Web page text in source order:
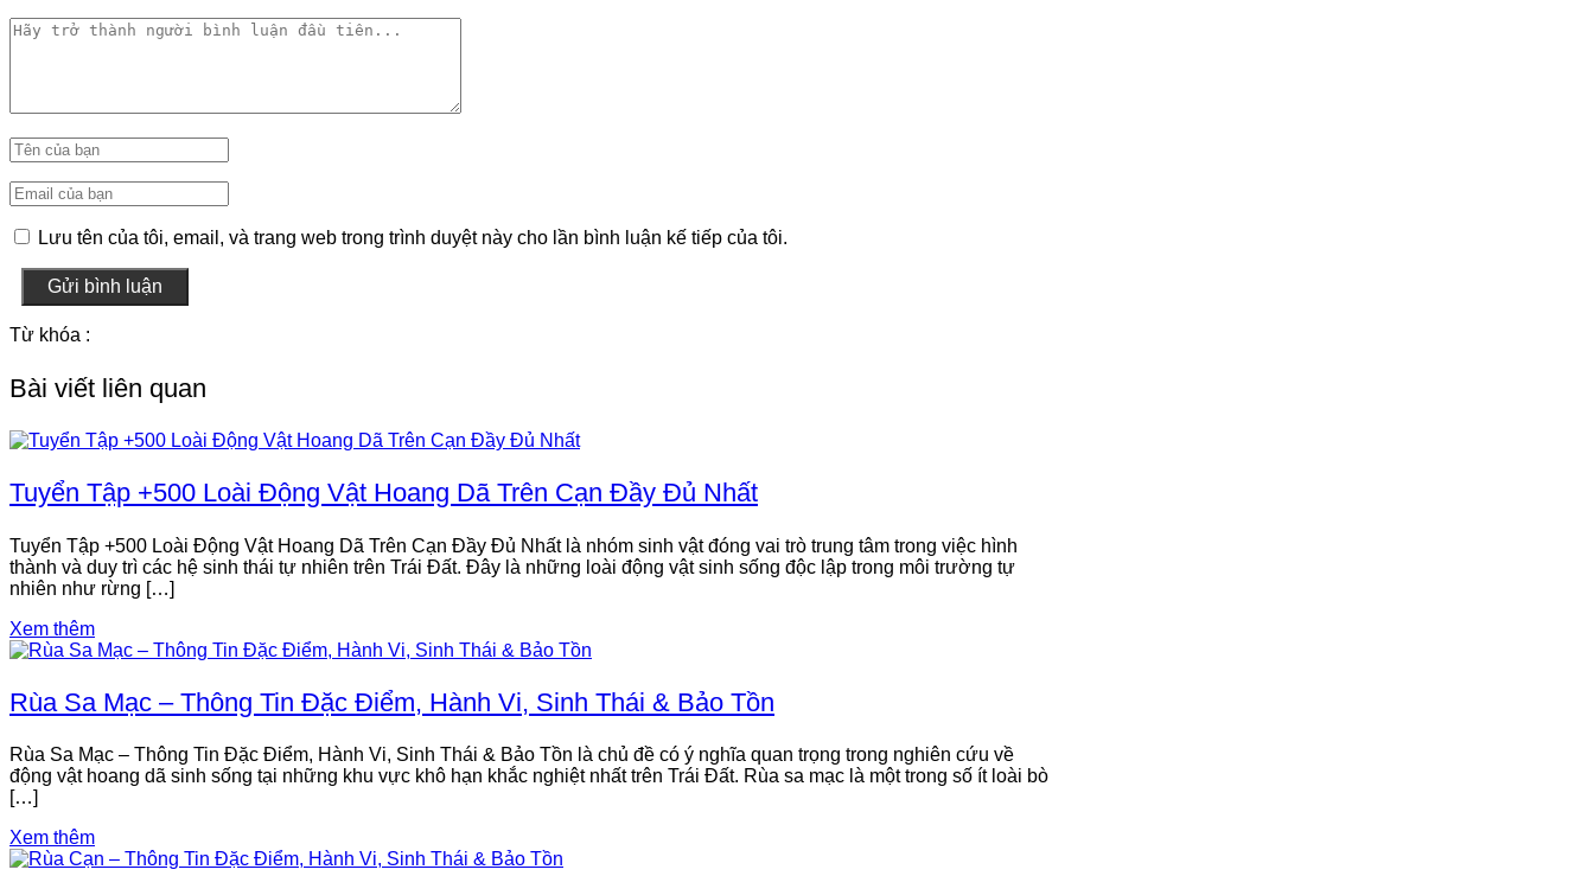
Lưu tên của tôi, email, và trang web trong trình duyệt này cho lần bình luận kế tiếp của tôi.
Gửi bình luận
Từ khóa :
Bài viết liên quan
Tuyển Tập +500 Loài Động Vật Hoang Dã Trên Cạn Đầy Đủ Nhất
Tuyển Tập +500 Loài Động Vật Hoang Dã Trên Cạn Đầy Đủ Nhất là nhóm sinh vật đóng vai trò trung tâm trong việc hình
thành và duy trì các hệ sinh thái tự nhiên trên Trái Đất. Đây là những loài động vật sinh sống độc lập trong môi trường tự
nhiên như rừng […]
Xem thêm
Rùa Sa Mạc – Thông Tin Đặc Điểm, Hành Vi, Sinh Thái & Bảo Tồn
Rùa Sa Mạc – Thông Tin Đặc Điểm, Hành Vi, Sinh Thái & Bảo Tồn là chủ đề có ý nghĩa quan trọng trong nghiên cứu về
động vật hoang dã sinh sống tại những khu vực khô hạn khắc nghiệt nhất trên Trái Đất. Rùa sa mạc là một trong số ít loài bò
[…]
Xem thêm